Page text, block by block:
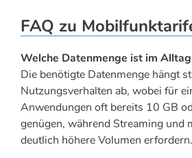
FAQ zu
Welche Datenmenge ist im
Die benötigte Datenmenge hängt
Nutzungsverhalten ab, wobei für
Anwendungen oft bereits 10 GB
genügen, während Streaming und
deutlich höhere Volumen erfordern.